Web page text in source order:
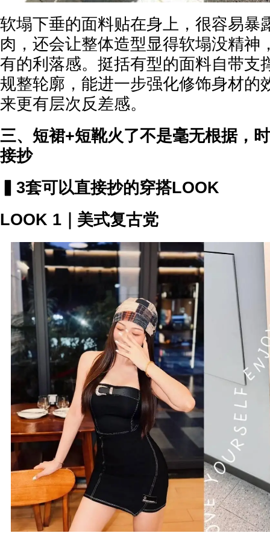
软塌下垂的面料贴在身上，很容易暴
肉，还会让整体造型显得软塌没精神
有的利落感。挺括有型的面料自带支
规整轮廓，能进一步强化修饰身材的
来更有层次反差感。
三、短裙+短靴火了不是毫无根据，
接抄
▍3套可以直接抄的穿搭LOOK
LOOK 1｜美式复古党